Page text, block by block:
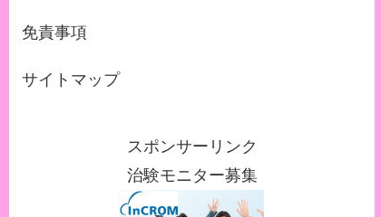
免責事項
サイトマップ
スポンサーリンク
治験モニター募集